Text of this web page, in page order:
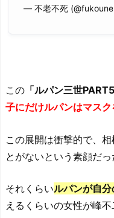
— 不老不死
この 「ルパン三世PART5
子にだけルパンはマスク
この展開は衝撃的で、
とがないという素顔だっ
それくらいルパンが自
えるくらいの女性が峰